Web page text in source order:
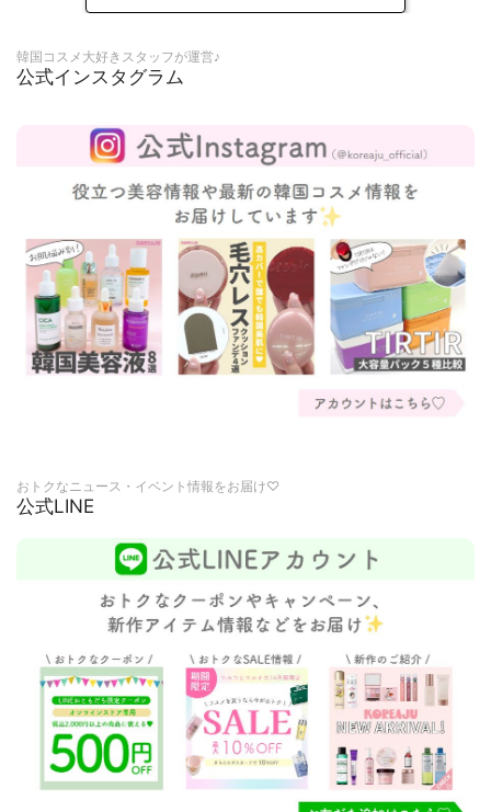
公式インスタグラム
韓国コスメ大好きスタッフが運営♪
公式LINE
おトクなニュース・イベント情報をお届け♡